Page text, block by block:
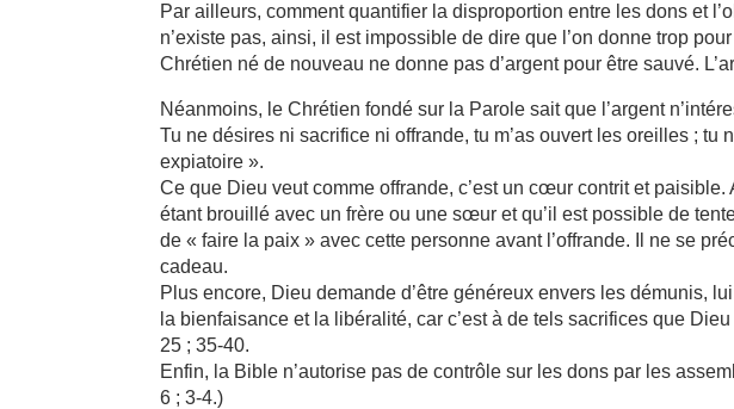
Par ailleurs, comment quantifier la disproportion entre les dons et
n’existe pas, ainsi, il est impossible de dire que l’on donne trop
Chrétien né de nouveau ne donne pas d’argent pour être sauvé.
Néanmoins, le Chrétien fondé sur la Parole sait que l’argent
Tu ne désires ni sacrifice ni offrande, tu m’as ouvert les oreilles ; tu
expiatoire ».
Ce que Dieu veut comme offrande, c’est un cœur contrit et paisible.
étant brouillé avec un frère ou une sœur et qu’il est possible de
de « faire la paix » avec cette personne avant l’offrande. Il ne se
cadeau.
Plus encore, Dieu demande d’être généreux envers les démunis,
la bienfaisance et la libéralité, car c’est à de tels sacrifices que
25 ; 35-40.
Enfin, la Bible n’autorise pas de contrôle sur les dons par les
6 ; 3-4.)